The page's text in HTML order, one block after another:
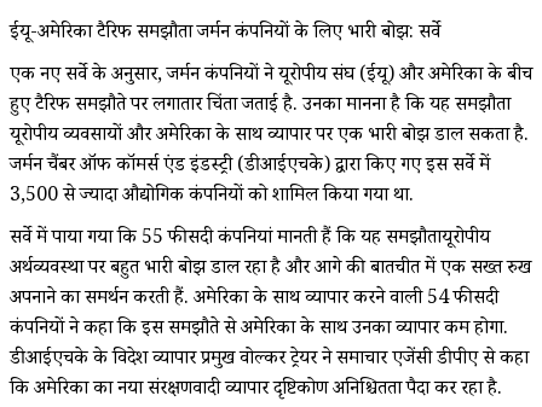
ईयू-अमेरिका टैरिफ समझौता जर्मन कंपनियों के लिए भारी बोझ: सर्वे
एक नए सर्वे के अनुसार, जर्मन कंपनियों ने यूरोपीय संघ (ईयू) और अमेरिका के बीच
हुए टैरिफ समझौते पर लगातार चिंता जताई है. उनका मानना है कि यह समझौता
यूरोपीय व्यवसायों और अमेरिका के साथ व्यापार पर एक भारी बोझ डाल सकता है.
जर्मन चैंबर ऑफ कॉमर्स एंड इंडस्ट्री (डीआईएचके) द्वारा किए गए इस सर्वे में
3,500 से ज्यादा औद्योगिक कंपनियों को शामिल किया गया था.
सर्वे में पाया गया कि 55 फीसदी कंपनियां मानती हैं कि यह समझौतायूरोपीय
अर्थव्यवस्था पर बहुत भारी बोझ डाल रहा है और आगे की बातचीत में एक सख्त रुख
अपनाने का समर्थन करती हैं. अमेरिका के साथ व्यापार करने वाली 54 फीसदी
कंपनियों ने कहा कि इस समझौते से अमेरिका के साथ उनका व्यापार कम होगा.
डीआईएचके के विदेश व्यापार प्रमुख वोल्कर ट्रेयर ने समाचार एजेंसी डीपीए से कहा
कि अमेरिका का नया संरक्षणवादी व्यापार दृष्टिकोण अनिश्चितता पैदा कर रहा है.